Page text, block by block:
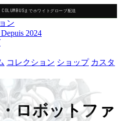
COLUMBUSまでホワイトグローブ配送
ン
Depuis 2024
コレクション ショップ カスタ
ロボットファ